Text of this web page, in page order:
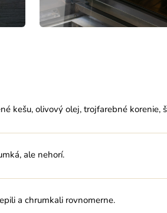
kešu, olivový olej, trojfarebné korenie,
ale nehorí.
a chrumkali rovnomerne.